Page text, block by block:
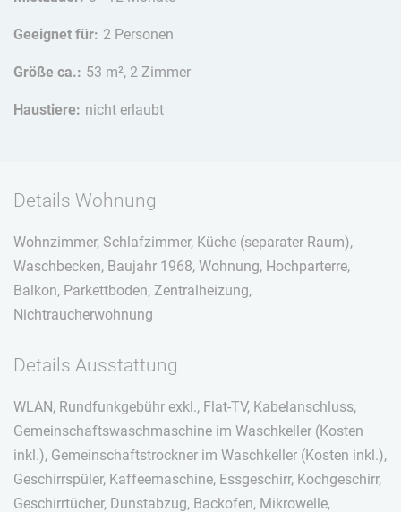
Geeignet für: 2 Personen
Größe ca.: 53 m², 2 Zimmer
Haustiere: nicht erlaubt
Details Wohnung
Wohnzimmer, Schlafzimmer, Küche (separater Raum),
Waschbecken, Baujahr 1968, Wohnung, Hochparterre,
Balkon, Parkettboden, Zentralheizung,
Nichtraucherwohnung
Details Ausstattung
WLAN, Rundfunkgebühr exkl., Flat-TV, Kabelanschluss,
Gemeinschaftswaschmaschine im Waschkeller (Kosten
inkl.), Gemeinschaftstrockner im Waschkeller (Kosten inkl.),
Geschirrspüler, Kaffeemaschine, Essgeschirr, Kochgeschirr,
Geschirrtücher, Dunstabzug, Backofen, Mikrowelle,